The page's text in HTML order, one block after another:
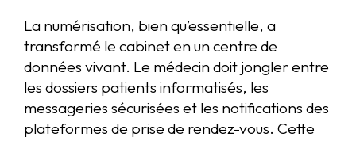
La numérisation, bien qu’essentielle, a
transformé le cabinet en un centre de
données vivant. Le médecin doit jongler entre
les dossiers patients informatisés, les
messageries sécurisées et les notifications des
plateformes de prise de rendez-vous. Cette